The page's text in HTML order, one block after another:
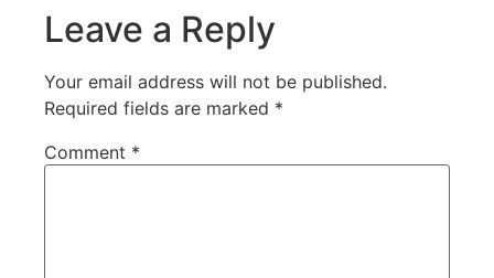
Leave a Reply
Your email address will not be published.
Required fields are marked *
Comment *